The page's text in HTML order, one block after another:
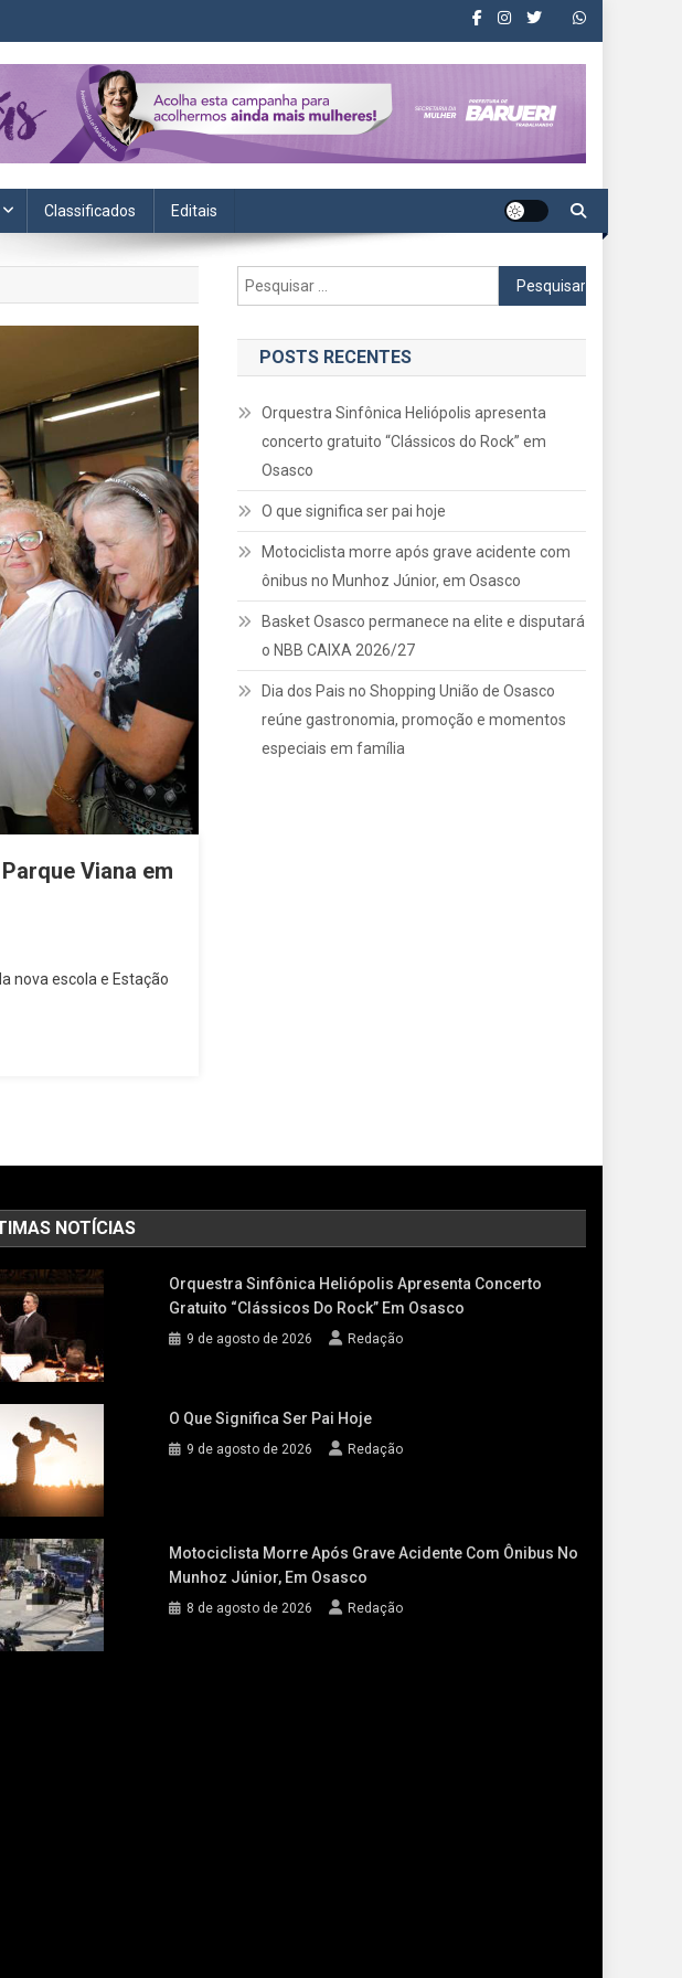
e cotidiano.
Classificados Editais
Viana em
nova escola e Estação
Pesquisar
por:
POSTS RECENTES
Orquestra Sinfônica Heliópolis apresenta
concerto gratuito “Clássicos do Rock” em
Osasco
O que significa ser pai hoje
Motociclista morre após grave acidente com
ônibus no Munhoz Júnior, em Osasco
Basket Osasco permanece na elite e disputará
o NBB CAIXA 2026/27
Dia dos Pais no Shopping União de Osasco
reúne gastronomia, promoção e momentos
especiais em família
NOTÍCIAS
Orquestra Sinfônica Heliópolis Apresenta Concerto
Gratuito “Clássicos Do Rock” Em Osasco
9 de agosto de 2026 Redação
O Que Significa Ser Pai Hoje
9 de agosto de 2026 Redação
Motociclista Morre Após Grave Acidente Com Ônibus No
Munhoz Júnior, Em Osasco
8 de agosto de 2026 Redação